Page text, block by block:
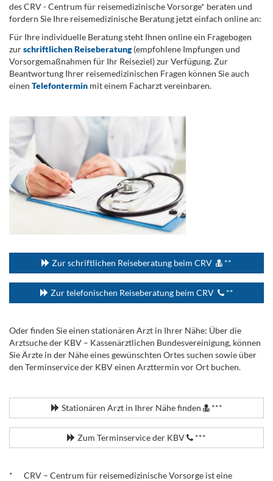
des CRV - Centrum für reisemedizinische Vorsorge* beraten und
fordern Sie Ihre reisemedizinische Beratung jetzt einfach online an:
Für Ihre individuelle Beratung steht Ihnen online ein Fragebogen
zurschriftlichen Reiseberatung(empfohlene Impfungen und
Vorsorgemaßnahmen für Ihr Reiseziel) zur Verfügung. Zur
Beantwortung Ihrer reisemedizinischen Fragen können Sie auch
einen Telefontermin mit einem Facharzt vereinbaren.
Zur schriftlichen Reiseberatung beim CRV **
Zur telefonischen Reiseberatung beim CRV **
Oder finden Sie einen stationären Arzt in Ihrer Nähe: Über die
Arztsuche der KBV – Kassenärztlichen Bundesvereinigung, können
Sie Ärzte in der Nähe eines gewünschten Ortes suchen sowie über
den Terminservice der KBV einen Arzttermin vor Ort buchen.
Stationären Arzt in Ihrer Nähe finden ***
Zum Terminservice der KBV ***
* CRV – Centrum für reisemedizinische Vorsorge ist eine